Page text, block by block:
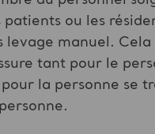
ou les
levage manuel.
tant pour le
la personne se